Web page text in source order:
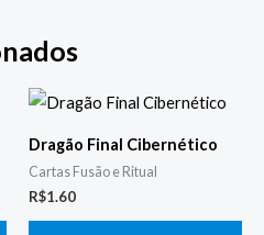
Dragão Final Cibernético
Cartas Fusão e Ritual
R$1.60